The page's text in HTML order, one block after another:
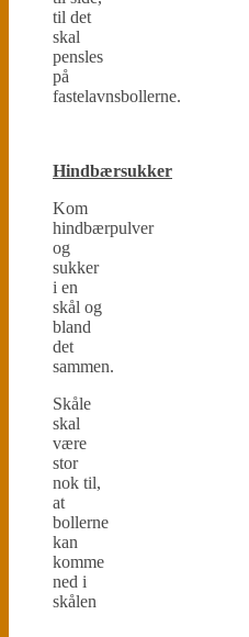
til det
skal
pensles
på
fastelavnsbollerne.
Hindbærsukker
Kom
hindbærpulver
og
sukker
i en
skål og
bland
det
sammen.
Skåle
skal
være
stor
nok til,
at
bollerne
kan
komme
ned i
skålen